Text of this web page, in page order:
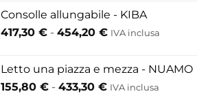
146,30 €
da
200,60 €
609,60 €
Consolle allungabile - KIBA
417,30 € - 454,20 €Fascia
da
417,30 €
IVA inclusa
Letto una piazza e mezza - NUAMO
155,80 € - 433,30 €Fascia
IVA inclusa